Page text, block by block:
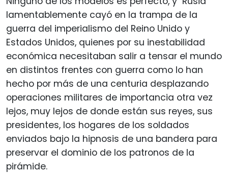
lamentablemente cayó en la trampa de la
guerra del imperialismo del Reino Unido y
Estados Unidos, quienes por su inestabilidad
económica necesitaban salir a tensar el mundo
en distintos frentes con guerra como lo han
hecho por más de una centuria desplazando
operaciones militares de importancia otra vez
lejos, muy lejos de donde están sus reyes, sus
presidentes, los hogares de los soldados
enviados bajo la hipnosis de una bandera para
preservar el dominio de los patronos de la
pirámide.